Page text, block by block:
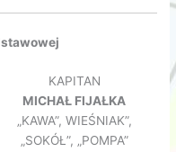
KAPITAN
MICHAŁ FIJAŁKA
„KAWA”, WIEŚNIAK”,
„SOKÓŁ”, „POMPA”